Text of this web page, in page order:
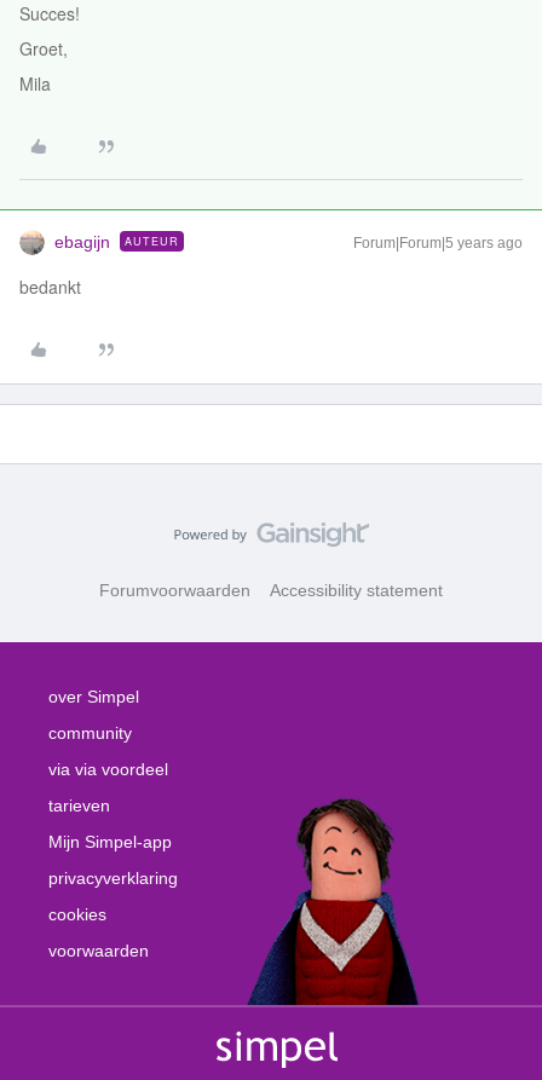
Succes!
Groet,
Mila
ebagijn AUTEUR Forum|Forum|5 years ago
bedankt
Forumvoorwaarden Accessibility statement
over Simpel
community
via via voordeel
tarieven
Mijn Simpel-app
privacyverklaring
cookies
voorwaarden